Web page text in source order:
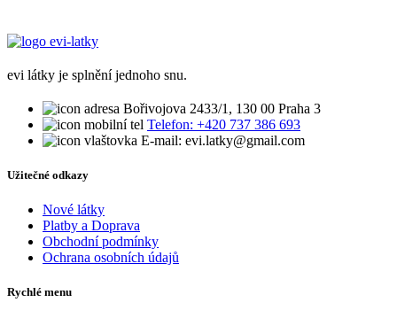
evi látky je splnění jednoho snu.
Bořivojova 2433/1, 130 00 Praha 3
Telefon: +420 737 386 693
E-mail: evi.latky@gmail.com
Užitečné odkazy
Nové látky
Platby a Doprava
Obchodní podmínky
Ochrana osobních údajů
Rychlé menu